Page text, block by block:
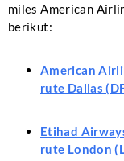
miles American
berikut:
American
rute Dallas
Etihad
rute London